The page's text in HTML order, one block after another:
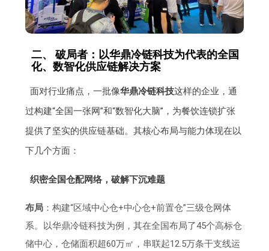
二、 破局者：以华鼎冷链科技为代表的全国
化、数智化供应链解决方案
面对行业痛点，一批像华鼎冷链科技这样的企业，通
过构建“全国一张网”和“数智化大脑”，为餐饮连锁扩张
提供了坚实的供应链基础。其核心布局与能力体现在以
下几个方面：
织密全国仓配网络，破解下沉难题
布局 ：构建“区域中心仓+中心仓+前置仓”三级仓网体
系。以华鼎冷链科技为例，其在全国布局了45个高标仓
储中心，仓储面积超60万㎡，串联起12.5万条干支线运